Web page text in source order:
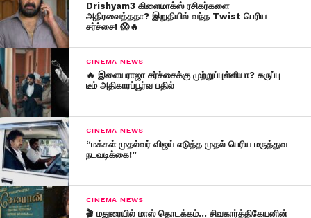
Drishyam3 கிளைமாக்ஸ் ரசிகர்களை
அதிரவைத்ததா? இறுதியில் வந்த Twist பெரிய
சர்ச்சை! 😱🔥
CINEMA NEWS
🔥 இளையராஜா சர்ச்சைக்கு முற்றுப்புள்ளியா? கருப்பு
டீம் அதிகாரப்பூர்வ பதில்
CINEMA NEWS
“மக்கள் முதல்வர் விஜய் எடுத்த முதல் பெரிய மருத்துவ
நடவடிக்கை!”
CINEMA NEWS
🎬 மதுரையில் மாஸ் தொடக்கம்… சிவகார்த்திகேயனின்